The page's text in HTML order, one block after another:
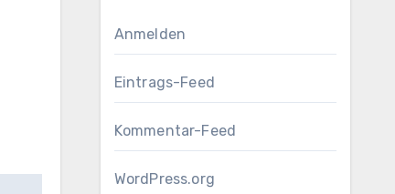
Anmelden
Eintrags-Feed
Kommentar-Feed
WordPress.org